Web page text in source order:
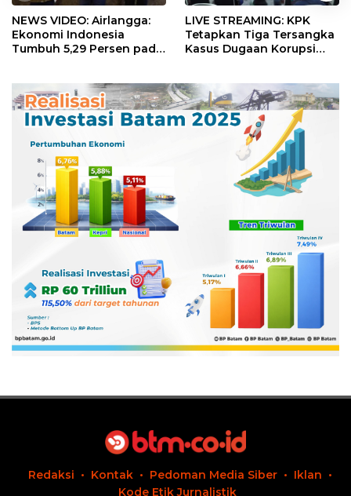
NEWS VIDEO: Airlangga:
Ekonomi Indonesia
Tumbuh 5,29 Persen pada
LIVE STREAMING: KPK
Tetapkan Tiga Tersangka
Kasus Dugaan Korupsi
Redaksi Kontak Pedoman Media Siber
Iklan
Kode Etik Jurnalistik